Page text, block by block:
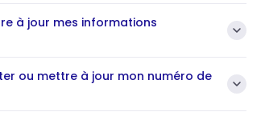
à jour mes informations
ou mettre à jour mon numéro de